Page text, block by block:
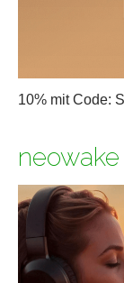
10% mit Code: